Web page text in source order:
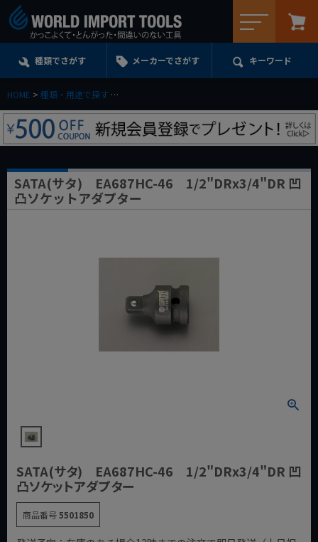
種類でさがす メーカーでさがす キーワード
HOME 種類・用途で探す
SATA(サタ) EA687HC-46 1/2"DRx3/4"DR 凹
凸ソケットアダプター
SATA(サタ) EA687HC-46 1/2"DRx3/4"DR 凹
凸ソケットアダプター
商品番号5501850